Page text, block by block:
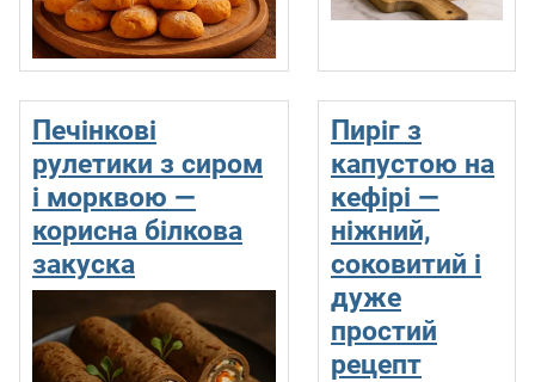
Печінкові
рулетики з сиром
і морквою —
корисна білкова
закуска
Пиріг з
капустою на
кефірі —
ніжний,
соковитий і
дуже
простий
рецепт